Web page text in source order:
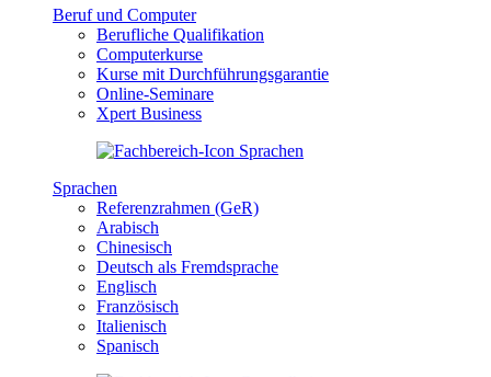
Beruf und Computer
Berufliche Qualifikation
Computerkurse
Kurse mit Durchführungsgarantie
Online-Seminare
Xpert Business
Sprachen
Referenzrahmen (GeR)
Arabisch
Chinesisch
Deutsch als Fremdsprache
Englisch
Französisch
Italienisch
Spanisch